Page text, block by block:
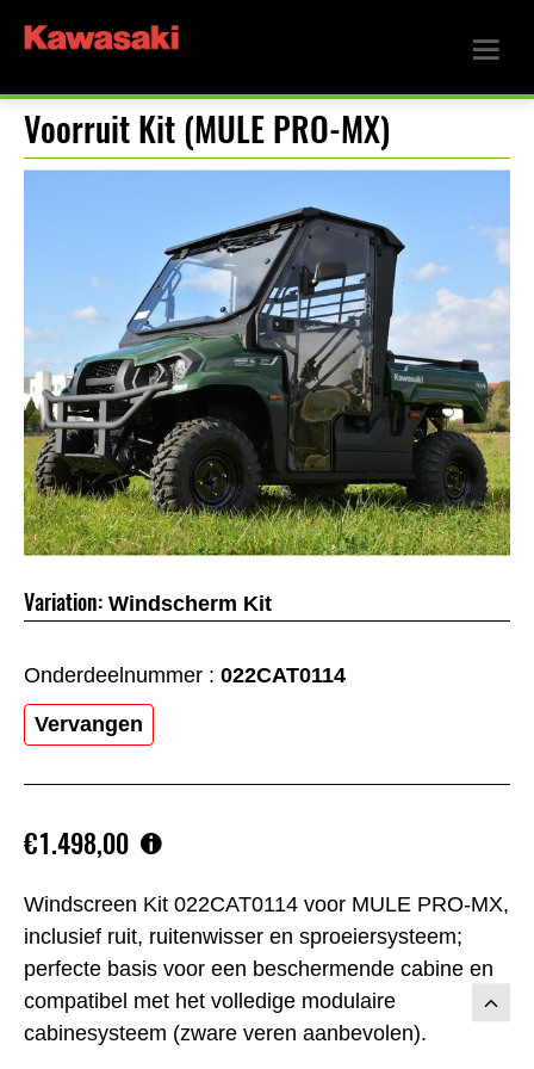
Voorruit Kit (MULE PRO-MX)
Windscreen Kit 022CAT0114 voor MULE PRO-MX,
inclusief ruit, ruitenwisser en sproeiersysteem;
perfecte basis voor een beschermende cabine en
compatibel met het volledige modulaire
cabine­systeem (zware veren aanbevolen).
€1.498,00
Variation: Windscherm Kit
Onderdeelnummer : 022CAT0114
Vervangen